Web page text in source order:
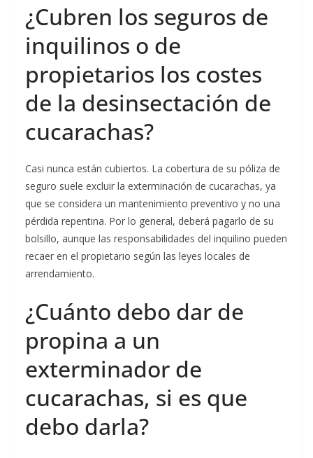
¿Cubren los seguros de
inquilinos o de
propietarios los costes
de la desinsectación de
cucarachas?
Casi nunca están cubiertos. La cobertura de su póliza de
seguro suele excluir la exterminación de cucarachas, ya
que se considera un mantenimiento preventivo y no una
pérdida repentina. Por lo general, deberá pagarlo de su
bolsillo, aunque las responsabilidades del inquilino pueden
recaer en el propietario según las leyes locales de
arrendamiento.
¿Cuánto debo dar de
propina a un
exterminador de
cucarachas, si es que
debo darla?